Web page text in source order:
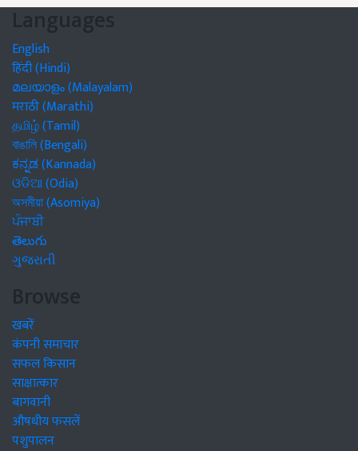
Languages
English
हिंदी (Hindi)
മലയാളം (Malayalam)
मराठी (Marathi)
தமிழ் (Tamil)
বাঙালি (Bengali)
ಕನ್ನಡ (Kannada)
ଓଡିଆ (Odia)
অসমীয়া (Asomiya)
ਪੰਜਾਬੀ
తెలుగు
ગુજરાતી
Browse
खबरें
कंपनी समाचार
सफल किसान
साक्षात्कार
बागवानी
औषधीय फसलें
पशुपालन